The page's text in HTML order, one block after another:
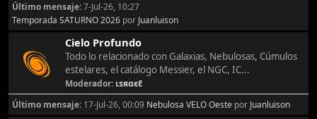
Último mensaje:7-Jul-26, 10:27
Temporada SATURNO 2026 por Juanluison
Cielo Profundo
Todo lo relacionado con Galaxias, Nebulosas, Cúmulos
estelares, el catálogo Messier, el NGC, IC...
Moderador: ιѕяαєℓ
Último mensaje: 17-Jul-26, 00:09 Nebulosa VELO Oeste por Juanluison